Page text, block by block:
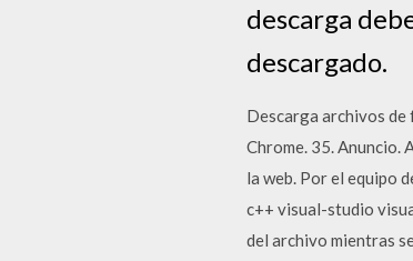
descarga
descargado.
Descarga archivos
Chrome. 35. Anuncio.
la web. Por el equipo
c++ visual-studio
del archivo mientras